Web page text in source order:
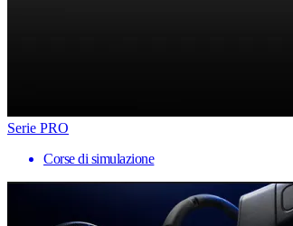
Serie PRO
Corse di simulazione